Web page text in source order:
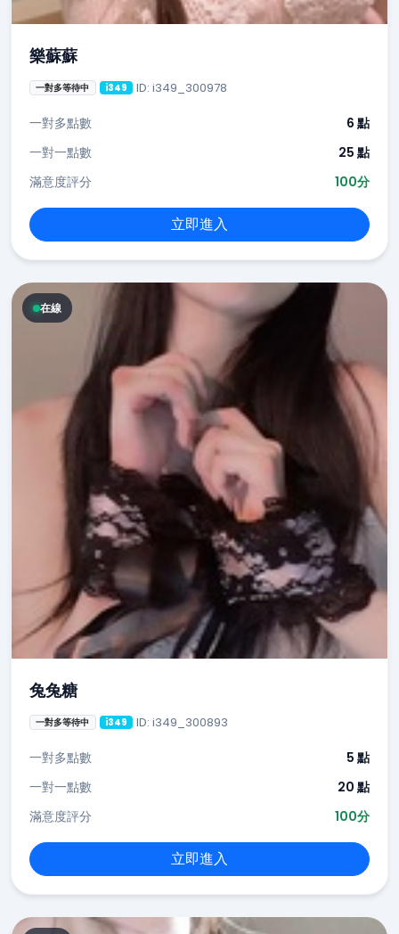
樂蘇蘇
一對多等待中 i349 ID: i349_300978
一對多點數
6 點
一對一點數
25 點
滿意度評分
100分
立即進入
在線
兔兔糖
一對多等待中 i349 ID: i349_300893
一對多點數
5 點
一對一點數
20 點
滿意度評分
100分
立即進入